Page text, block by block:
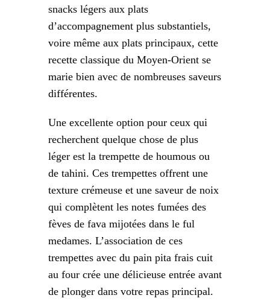
snacks légers aux plats
d’accompagnement plus substantiels,
voire même aux plats principaux, cette
recette classique du Moyen-Orient se
marie bien avec de nombreuses saveurs
différentes.
Une excellente option pour ceux qui
recherchent quelque chose de plus
léger est la trempette de houmous ou
de tahini. Ces trempettes offrent une
texture crémeuse et une saveur de noix
qui complètent les notes fumées des
fèves de fava mijotées dans le ful
medames. L’association de ces
trempettes avec du pain pita frais cuit
au four crée une délicieuse entrée avant
de plonger dans votre repas principal.